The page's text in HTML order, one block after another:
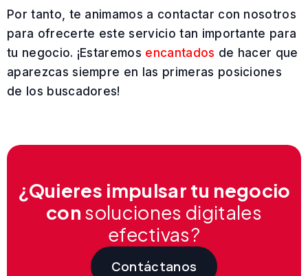
Por tanto, te animamos a contactar con nosotros
para ofrecerte este servicio tan importante para
tu negocio. ¡Estaremos encantados de hacer que
aparezcas siempre en las primeras posiciones
de los buscadores!
¿Quieres impulsar tu negocio
con soluciones digitales
efectivas?
Contáctanos